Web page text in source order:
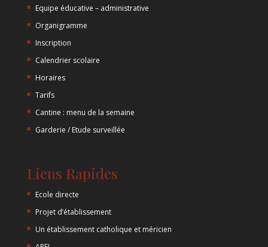
Equipe éducative – administrative
Organigramme
Inscription
Calendrier scolaire
Horaires
Tarifs
Cantine : menu de la semaine
Garderie / Etude surveillée
Liens Rapides
Ecole directe
Projet d’établissement
Un établissement catholique et méricien